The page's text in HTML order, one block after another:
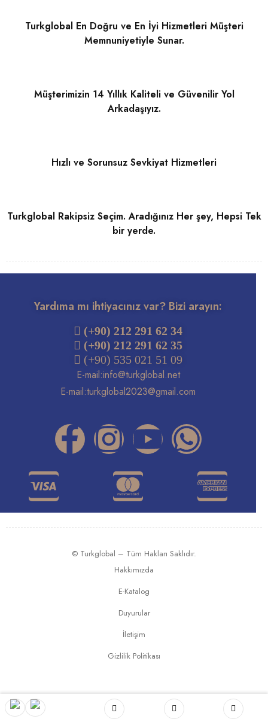
Turkglobal En Doğru ve En İyi Hizmetleri Müşteri
Memnuniyetiyle Sunar.
Müşterimizin 14 Yıllık Kaliteli ve Güvenilir Yol
Arkadaşıyız.
Hızlı ve Sorunsuz Sevkiyat Hizmetleri
Turkglobal Rakipsiz Seçim. Aradığınız Her şey, Hepsi Tek
bir yerde.
Yardıma mı ihtiyacınız var? Bizi arayın:
 (+90) 212 291 62 34
(+90) 212 291 62 35
 (+90) 535 021 51 09
E-mail:info@turkglobal.net
E-mail:turkglobal2023@gmail.com
© Turkglobal – Tüm Hakları Saklıdır.
Hakkımızda
E-Katalog
Duyurular
İletişim
Gizlilik Politikası